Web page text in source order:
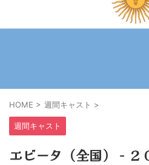
HOME > 週間キャスト >
週間キャスト
エビータ（全国） − ２